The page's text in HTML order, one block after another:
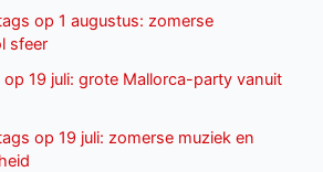
op 1 augustus: zomerse
sfeer
19 juli: grote Mallorca-party vanuit
op 19 juli: zomerse muziek en